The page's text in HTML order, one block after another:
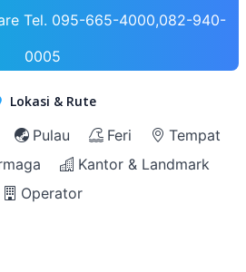
Tel. 095-665-4000,082-940-
0005
Lokasi & Rute
Pulau Feri
Tempat
Kantor & Landmark
Operator